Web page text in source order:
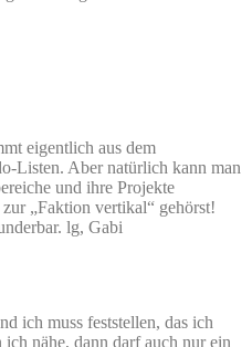
eigentlich aus dem
Listen. Aber natürlich kann man
und ihre Projekte
„Faktion vertikal“ gehörst!
lg, Gabi
ich muss feststellen, das ich
nähe, dann darf auch nur ein